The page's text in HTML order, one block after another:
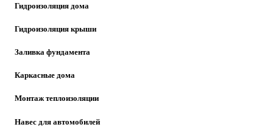
Гидроизоляция дома
Гидроизоляция крыши
Заливка фундамента
Каркасные дома
Монтаж теплоизоляции
Навес для автомобилей